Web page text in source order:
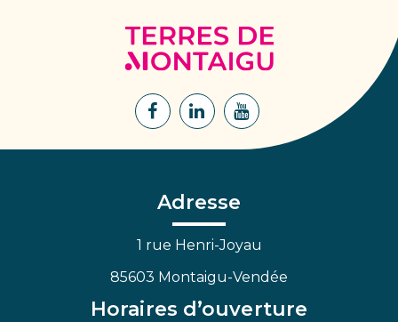
Terres
de
Lien
Facebook
Lien
Lien
Adresse
1 rue Henri-Joyau
85603 Montaigu-Vendée
Horaires d’ouverture